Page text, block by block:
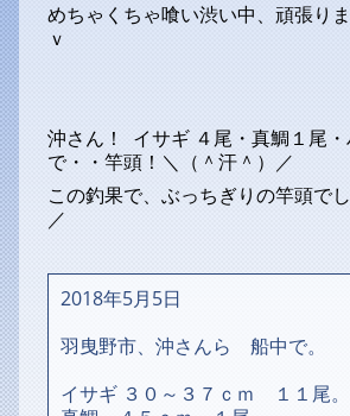
めちゃくちゃ喰い渋い中、頑張り
ｖ
沖さん！ イサギ ４尾・真鯛１尾
で・・竿頭！＼（＾汗＾）／
この釣果で、ぶっちぎりの竿頭で
／
2018年5月5日
羽曳野市、沖さんら 船中で。
イサギ ３０～３７ｃｍ １１尾。